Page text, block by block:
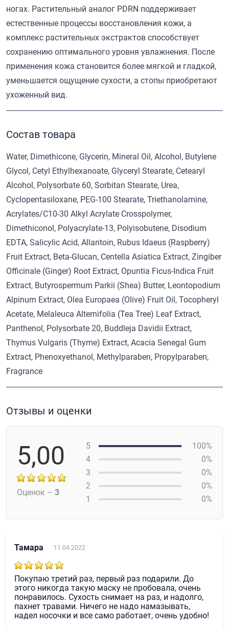
ногах. Растительный аналог PDRN поддерживает
естественные процессы восстановления кожи, а
комплекс растительных экстрактов способствует
сохранению оптимального уровня увлажнения. После
применения кожа становится более мягкой и гладкой,
уменьшается ощущение сухости, а стопы приобретают
ухоженный вид.
Состав товара
Water, Dimethicone, Glycerin, Mineral Oil, Alcohol, Butylene
Glycol, Cetyl Ethylhexanoate, Glyceryl Stearate, Cetearyl
Alcohol, Polysorbate 60, Sorbitan Stearate, Urea,
Cyclopentasiloxane, PEG-100 Stearate, Triethanolamine,
Acrylates/C10-30 Alkyl Acrylate Crosspolymer,
Dimethiconol, Polyacrylate-13, Polyisobutene, Disodium
EDTA, Salicylic Acid, Allantoin, Rubus Idaeus (Raspberry)
Fruit Extract, Beta-Glucan, Centella Asiatica Extract, Zingiber
Officinale (Ginger) Root Extract, Opuntia Ficus-Indica Fruit
Extract, Butyrospermum Parkii (Shea) Butter, Leontopodium
Alpinum Extract, Olea Europaea (Olive) Fruit Oil, Tocopheryl
Acetate, Melaleuca Alternifolia (Tea Tree) Leaf Extract,
Panthenol, Polysorbate 20, Buddleja Davidii Extract,
Thymus Vulgaris (Thyme) Extract, Acacia Senegal Gum
Extract, Phenoxyethanol, Methylparaben, Propylparaben,
Fragrance
Отзывы и оценки
5,00
Оценок – 3
5
100%
4
0%
3
0%
2
0%
1
0%
Тамара 11.04.2022
Покупаю третий раз, первый раз подарили. До
этого никогда такую маску не пробовала, очень
понравилось. Сухость снимает на раз, и надолго,
пахнет травами. Ничего не надо намазывать,
надел носочки и все само работает, очень удобно!